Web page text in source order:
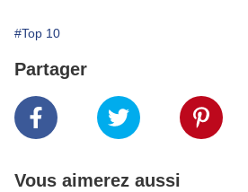
#Top 10
Partager
Vous aimerez aussi